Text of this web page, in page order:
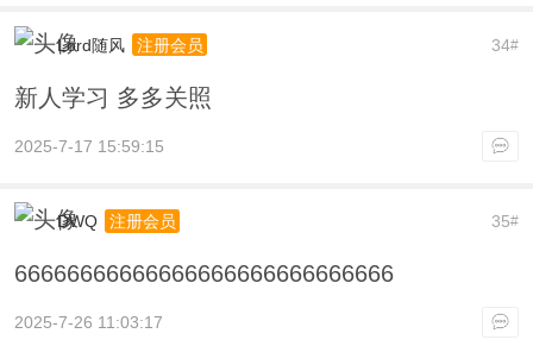
34#
Lord随风 注册会员
新人学习 多多关照
2025-7-17 15:59:15
35#
DWQ 注册会员
66666666666666666666666666666
2025-7-26 11:03:17